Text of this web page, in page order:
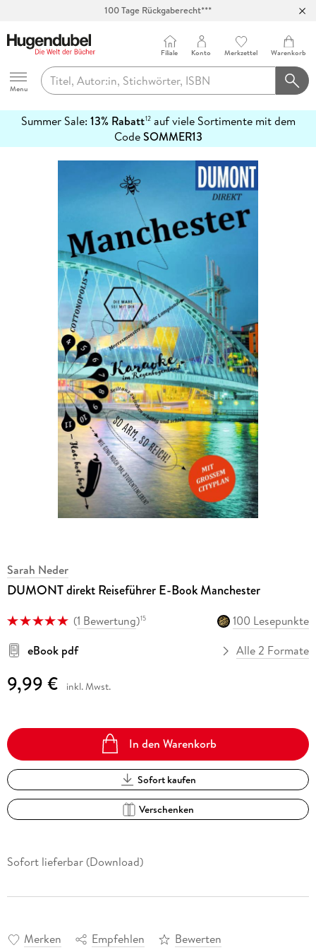
100 Tage Rückgaberecht***
Hugendubel
Menu
Filiale Konto Merkzettel Warenkorb
Summer Sale: 13% Rabatt12auf viele Sortimente mit dem
CodeSOMMER13
erfahren
Sarah Neder
DUMONT direkt Reiseführer E-Book Manchester
(1 Bewertung)15
100 Lesepunkte
eBook pdf
Alle 2 Formate
9,99 € inkl. Mwst.
In den Warenkorb
Sofort kaufen
Verschenken
Sofort lieferbar (Download)
Merken Empfehlen Bewerten